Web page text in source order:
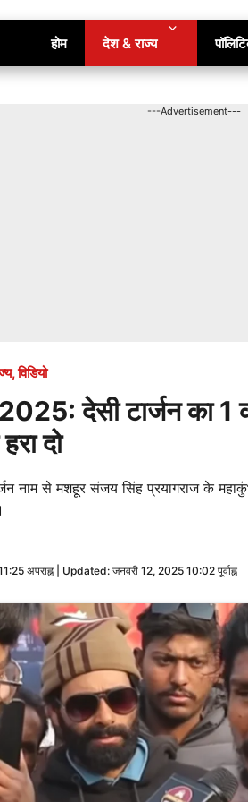
होम देश & राज्य
---Advertisement---
,विडियो
देसी टार्जन का 1
दो
नाम से मशहूर संजय सिंह प्रयागराज के
अपराह्न | Updated: जनवरी 12, 2025 10:02 पूर्वाह्न